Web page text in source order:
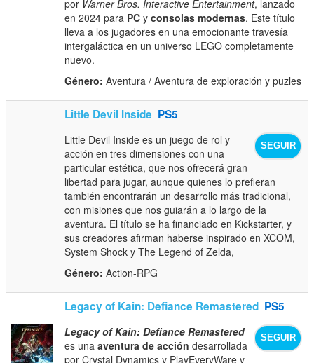
por Warner Bros. Interactive Entertainment, lanzado
en 2024 para PC yconsolas modernas. Este título
lleva a los jugadores en una emocionante travesía
intergaláctica en un universo LEGO completamente
nuevo.
Género: Aventura / Aventura de exploración y puzles
Little Devil Inside PS5
SEGUIR
Little Devil Inside es un juego de rol y
acción en tres dimensiones con una
particular estética, que nos ofrecerá gran
libertad para jugar, aunque quienes lo prefieran
también encontrarán un desarrollo más tradicional,
con misiones que nos guiarán a lo largo de la
aventura. El título se ha financiado en Kickstarter, y
sus creadores afirman haberse inspirado en XCOM,
System Shock y The Legend of Zelda,
Género: Action-RPG
Legacy of Kain: Defiance Remastered PS5
SEGUIR
Legacy of Kain: Defiance Remastered
es unaaventura de acción desarrollada
por Crystal Dynamics y PlayEveryWare y